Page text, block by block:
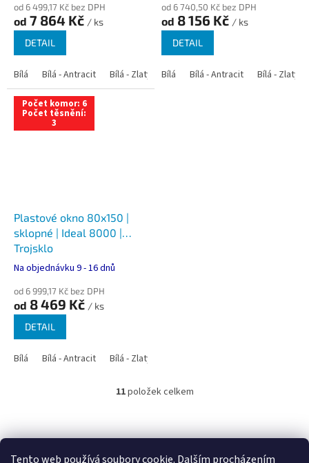
Tento web používá soubory cookie. Dalším procházením
od 6 499,17 Kč bez DPH
od 7 864 Kč / ks
DETAIL
Bílá Bílá - Antracit Bílá - Zlatý dub Bílá - Tmavý dub Bílá -
od 6 740,50 Kč bez DPH
od 8 156 Kč / ks
DETAIL
Bílá Bílá - Antracit Bílá - Zlatý
Počet komor: 6
Počet těsnění:
3
Plastové okno 80x150 |
sklopné | Ideal 8000 |
Trojsklo
Na objednávku 9 - 16 dnů
od 6 999,17 Kč bez DPH
od 8 469 Kč / ks
DETAIL
Bílá Bílá - Antracit Bílá - Zlatý dub
O
á
11položek celkem
á